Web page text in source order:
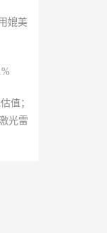
媲美
值；
光雷